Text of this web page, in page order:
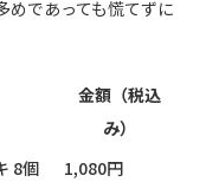
めであっても慌てずに
金額（税込
み）
8個 1,080円